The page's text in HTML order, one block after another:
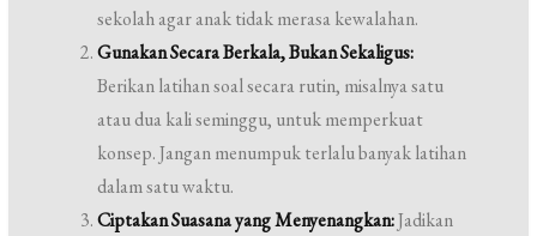
sekolah agar anak tidak merasa kewalahan.
Gunakan Secara Berkala, Bukan Sekaligus:
Berikan latihan soal secara rutin, misalnya satu
atau dua kali seminggu, untuk memperkuat
konsep. Jangan menumpuk terlalu banyak latihan
dalam satu waktu.
Ciptakan Suasana yang Menyenangkan:Jadikan